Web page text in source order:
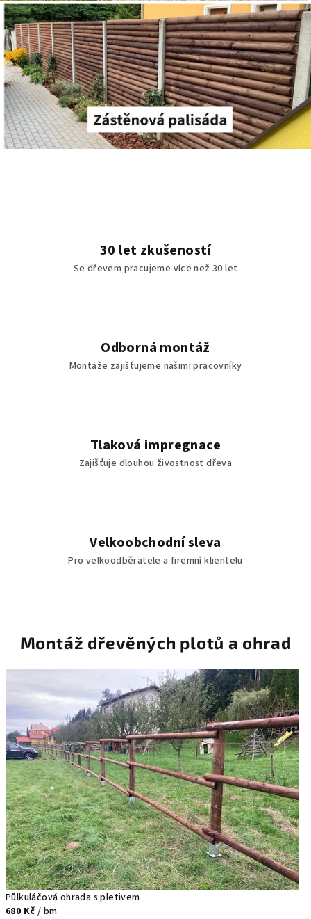
30 let zkušeností
Se dřevem pracujeme více než 30 let
Odborná montáž
Montáže zajišťujeme našimi pracovníky
Tlaková impregnace
Zajišťuje dlouhou živostnost dřeva
Velkoobchodní sleva
Pro velkoodběratele a firemní klientelu
Montáž dřevěných plotů a ohrad
Půlkuláčová ohrada s pletivem
680 Kč / bm